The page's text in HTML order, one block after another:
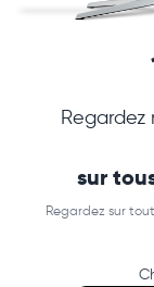
sur
Regardez sur